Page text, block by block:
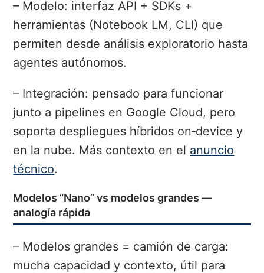
– Modelo: interfaz API + SDKs +
herramientas (Notebook LM, CLI) que
permiten desde análisis exploratorio hasta
agentes autónomos.
– Integración: pensado para funcionar
junto a pipelines en Google Cloud, pero
soporta despliegues híbridos on‑device y
en la nube. Más contexto en el anuncio
técnico.
Modelos “Nano” vs modelos grandes —
analogía rápida
– Modelos grandes = camión de carga:
mucha capacidad y contexto, útil para